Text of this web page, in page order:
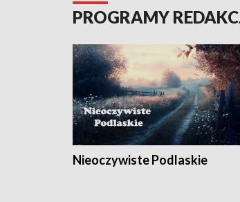
PROGRAMY
Nieoczywiste Podlaskie